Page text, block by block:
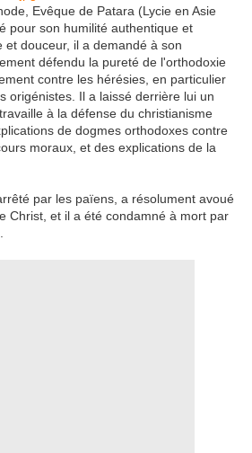
Evêque de Patara (Lycie en Asie
pour son humilité authentique et
et douceur, il a demandé à son
défendu la pureté de l'orthodoxie
contre les hérésies, en particulier
origénistes. Il a laissé derrière lui un
à la défense du christianisme
de dogmes orthodoxes contre
moraux, et des explications de la
par les païens, a résolument avoué
Christ, et il a été condamné à mort par